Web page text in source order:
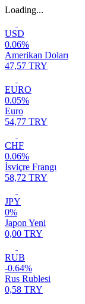
Loading...
USD
0.06%
Amerikan Doları
47,57 TRY
EURO
0.05%
Euro
54,77 TRY
CHF
0.06%
İsviçre Frangı
58,72 TRY
JPY
0%
Japon Yeni
0,00 TRY
RUB
-0.64%
Rus Rublesi
0,58 TRY